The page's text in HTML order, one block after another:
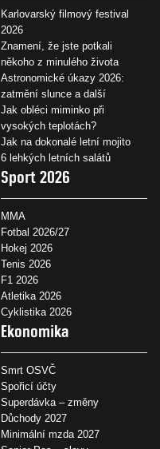
Karlovarský filmový festival
2026
Znamení, že jste potkali
někoho z minulého života
Astronomické úkazy 2026:
zatmění slunce a další
Jak obléci miminko při
vysokých teplotách?
Jak na dokonalé letní mojito
6 lehkých letních salátů
Sport 2026
MMA
Fotbal 2026/27
Hokej 2026
Tenis 2026
F1 2026
Atletika 2026
Cyklistika 2026
Ekonomika
Smrt OSVČ
Spořicí účty
Superdávka – změny
Důchody 2027
Minimální mzda 2027